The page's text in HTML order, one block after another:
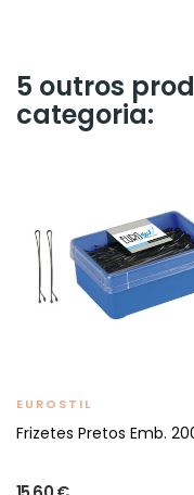
5 outros
categoria:
EUROSTIL
Frizetes Pretos Emb.